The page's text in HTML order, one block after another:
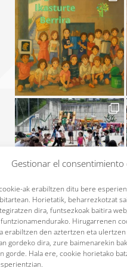
Gestionar el consentimiento
ak erabiltzen ditu bere
Horietatik, beharrezkotzat
dira, funtsezkoak baitira
Hirugarrenen
erabiltzen den aztertzen eta
gordeko dira, zure baimenarekin
gorde. Hala ere, cookie horietako